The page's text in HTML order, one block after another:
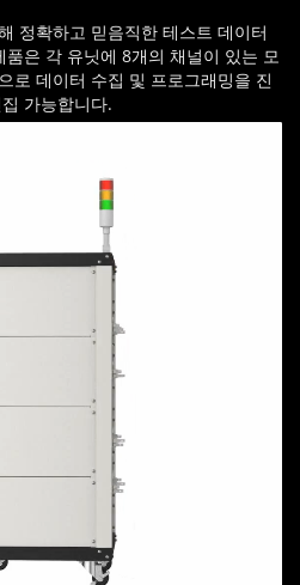
정확하고 믿음직한 테스트 데이터
은 각 유닛에 8개의 채널이 있는 모
로 데이터 수집 및 프로그래밍을 진
가능합니다.